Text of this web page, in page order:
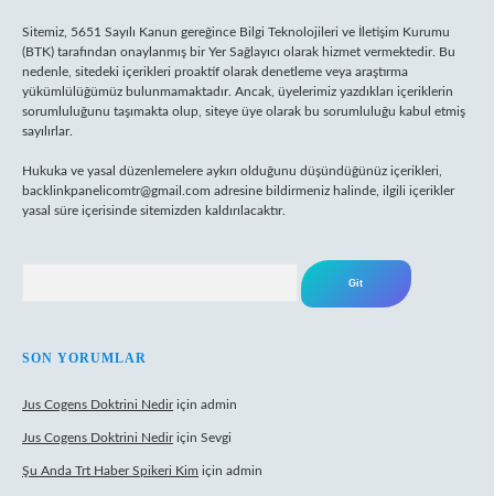
Sitemiz, 5651 Sayılı Kanun gereğince Bilgi Teknolojileri ve İletişim Kurumu
(BTK) tarafından onaylanmış bir Yer Sağlayıcı olarak hizmet vermektedir. Bu
nedenle, sitedeki içerikleri proaktif olarak denetleme veya araştırma
yükümlülüğümüz bulunmamaktadır. Ancak, üyelerimiz yazdıkları içeriklerin
sorumluluğunu taşımakta olup, siteye üye olarak bu sorumluluğu kabul etmiş
sayılırlar.
Hukuka ve yasal düzenlemelere aykırı olduğunu düşündüğünüz içerikleri,
backlinkpanelicomtr@gmail.com adresine bildirmeniz halinde, ilgili içerikler
yasal süre içerisinde sitemizden kaldırılacaktır.
SON YORUMLAR
Jus Cogens Doktrini Nediriçin admin
Jus Cogens Doktrini Nediriçin Sevgi
Şu Anda Trt Haber Spikeri Kim için admin